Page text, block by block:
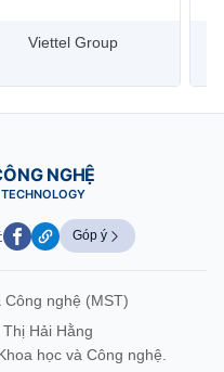
Viettel Group
NGHỆ
Góp ý
nghệ (MST)
Hải Hằng
học và Công nghệ.